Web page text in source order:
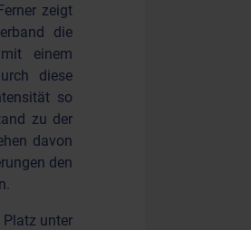
zeigt
die
einem
diese
so
zu der
davon
den
Platz unter